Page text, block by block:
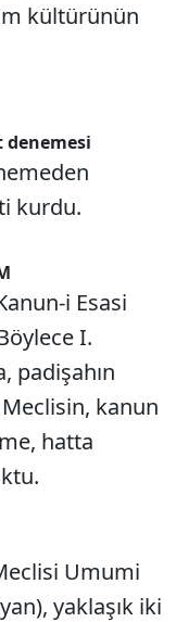
kültürünün
denemesi
kurdu.
i Esasi
I.
padişahın
Meclisin, kanun
hatta
Umumi
yaklaşık iki